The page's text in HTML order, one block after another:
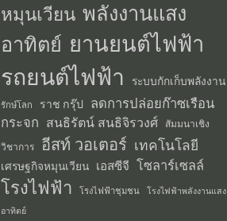
หมุนเวียน พลังงานแสง
อาทิตย์ ยานยนต์ไฟฟ้า
รถยนต์ไฟฟ้า ระบบกักเก็บพลังงาน
รักษ์โลก ราช กรุ๊ป
ลดการปล่อยก๊าซเรือน
กระจก สนธิรัตน์ สนธิจิรวงศ์ สัมมนาเชิง
วิชาการ อีสท์ วอเตอร์ เทคโนโลยี
เศรษฐกิจหมุนเวียน เอสซีจี โซลาร์เซลล์
โรงไฟฟ้า โรงไฟฟ้าชุมชน
โรงไฟฟ้าพลังงานแสง
อาทิตย์